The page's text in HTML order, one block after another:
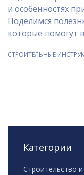
и особенностях
Поделимся
которые помогут
пользоваться
СТРОИТЕЛЬНЫЕ
Категории
Строительство